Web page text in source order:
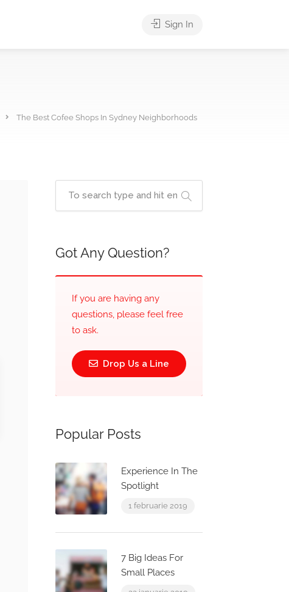
Sign In
The Best Cofee Shops In Sydney Neighborhoods
Got Any Question?
If you are having any
questions, please feel free
to ask.
Drop Us a Line
Popular Posts
Experience In The
Spotlight
1 februarie 2019
7 Big Ideas For
Small Places